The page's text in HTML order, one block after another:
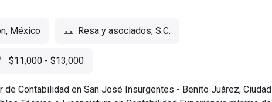
México Resa y asociados, S.C.
$11,000 - $13,000
de Contabilidad en San José Insurgentes - Benito Juárez, Ciudad